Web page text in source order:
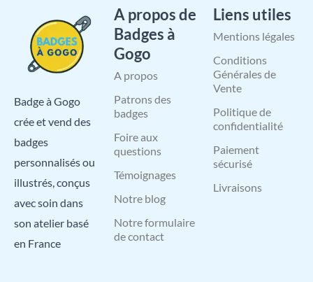
Badge à Gogo
crée et vend des
badges
personnalisés ou
illustrés, conçus
avec soin dans
son atelier basé
en France
A propos de
Badges à
Gogo
A propos
Patrons des
badges
Foire aux
questions
Témoignages
Notre blog
Notre formulaire
de contact
Liens utiles
Mentions légales
Conditions
Générales de
Vente
Politique de
confidentialité
Paiement
sécurisé
Livraisons